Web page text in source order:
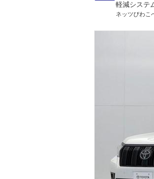
軽減シス
ネッツびわこ